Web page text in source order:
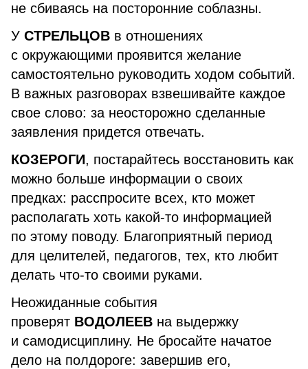
не сбиваясь на посторонние соблазны.
У СТРЕЛЬЦОВ в отношениях
с окружающими проявится желание
самостоятельно руководить ходом событий.
В важных разговорах взвешивайте каждое
свое слово: за неосторожно сделанные
заявления придется отвечать.
КОЗЕРОГИ, постарайтесь восстановить как
можно больше информации о своих
предках: расспросите всех, кто может
располагать хоть какой-то информацией
по этому поводу. Благоприятный период
для целителей, педагогов, тех, кто любит
делать что-то своими руками.
Неожиданные события
проверят ВОДОЛЕЕВ на выдержку
и самодисциплину. Не бросайте начатое
дело на полдороге: завершив его,